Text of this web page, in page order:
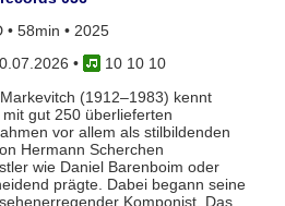
• 58min • 2025
•
10 10 10
(1912–1983) kennt
mit gut 250 überlieferten
vor allem als stilbildenden
Hermann Scherchen
wie Daniel Barenboim oder
prägte. Dabei begann seine
Komponist. Das